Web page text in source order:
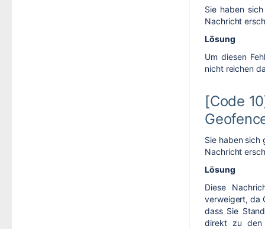
Sie haben
Nachricht
Lösung
Um diesen
nicht reichen
[Code
Sie haben sich
Nachricht
Lösung
Diese
verweigert, da
dass Sie
direkt zu den